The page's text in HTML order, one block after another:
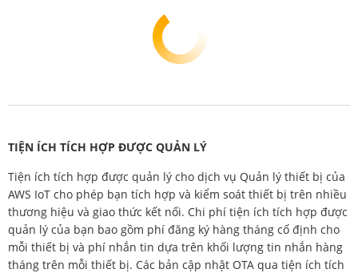
TIỆN ÍCH TÍCH HỢP ĐƯỢC QUẢN LÝ
Tiện ích tích hợp được quản lý cho dịch vụ Quản lý thiết bị của
AWS IoT cho phép bạn tích hợp và kiểm soát thiết bị trên nhiều
thương hiệu và giao thức kết nối. Chi phí tiện ích tích hợp được
quản lý của bạn bao gồm phí đăng ký hàng tháng cố định cho
mỗi thiết bị và phí nhắn tin dựa trên khối lượng tin nhắn hàng
tháng trên mỗi thiết bị. Các bản cập nhật OTA qua tiện ích tích